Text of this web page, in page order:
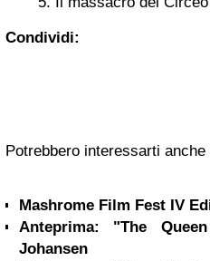
Condividi:
Potrebbero interessarti anche
Mashrome Film Fest IV
Anteprima: "The
Johansen